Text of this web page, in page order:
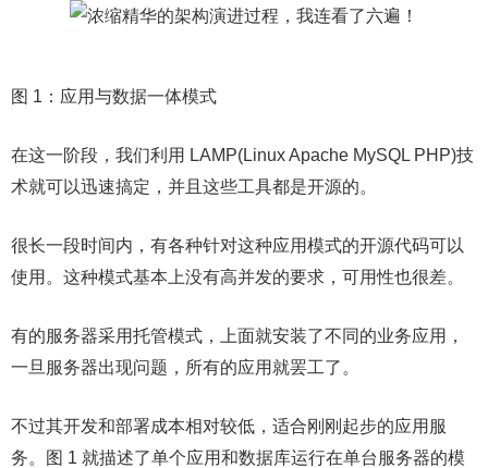
图 1：应用与数据一体模式
在这一阶段，我们利用 LAMP(Linux Apache MySQL PHP)技
术就可以迅速搞定，并且这些工具都是开源的。
很长一段时间内，有各种针对这种应用模式的开源代码可以
使用。这种模式基本上没有高并发的要求，可用性也很差。
有的服务器采用托管模式，上面就安装了不同的业务应用，
一旦服务器出现问题，所有的应用就罢工了。
不过其开发和部署成本相对较低，适合刚刚起步的应用服
务。图 1 就描述了单个应用和数据库运行在单台服务器的模